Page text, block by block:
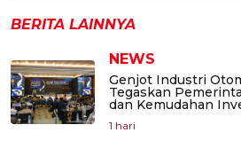
BERITA LAINNYA
NEWS
Genjot Industri
Tegaskan
dan Kemudahan
1 hari